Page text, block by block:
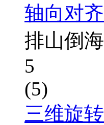
轴向对齐
排山倒海
5
(5)
三维旋转